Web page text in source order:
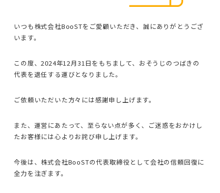
いつも株式会社BooSTをご愛顧いただき、誠にありがとうござ
います。
この度、2024年12月31日をもちまして、おそうじのつばきの
代表を退任する運びとなりました。
ご依頼いただいた方々には感謝申し上げます。
また、運営にあたって、至らない点が多く、ご迷惑をおかけし
たお客様には心よりお詫び申し上げます。
今後は、株式会社BooSTの代表取締役として会社の信頼回復に
全力を注ぎます。